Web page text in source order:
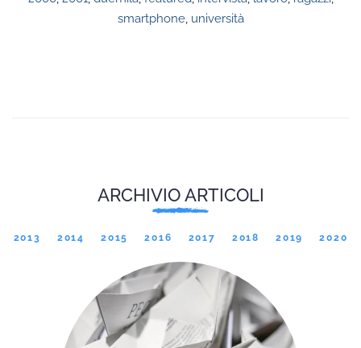
smartphone, università
ARCHIVIO ARTICOLI
2013 2014 2015 2016 2017 2018 2019 2020